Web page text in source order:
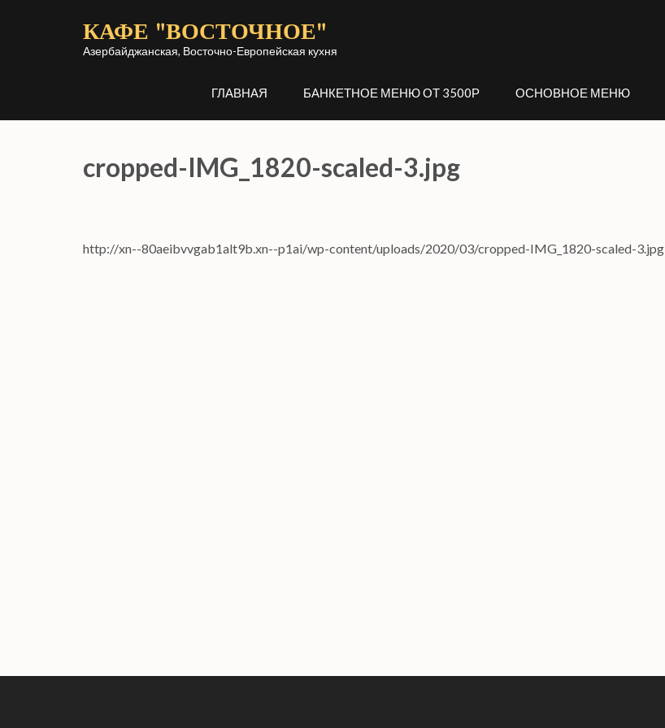
КАФЕ "ВОСТОЧНОЕ"
Азербайджанская, Восточно-Европейская кухня
ГЛАВНАЯ БАНКЕТНОЕ МЕНЮ ОТ 3500Р ОСНОВНОЕ МЕНЮ
cropped-IMG_1820-scaled-3.jpg
http://xn--80aeibvvgab1alt9b.xn--p1ai/wp-content/uploads/2020/03/cropped-IMG_1820-scaled-3.jpg